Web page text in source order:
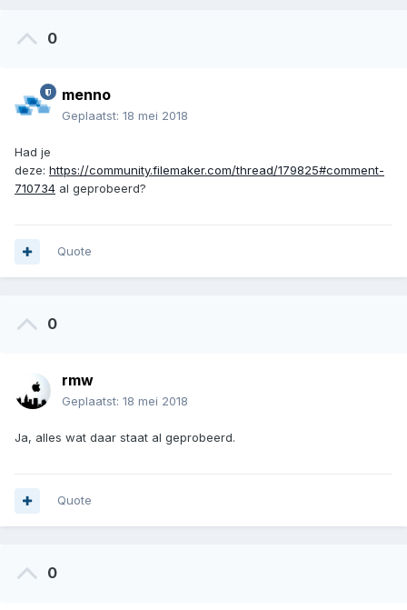
0
menno
Geplaatst: 18 mei 2018
Had je
deze: https://community.filemaker.com/thread/179825#comment-
710734 al geprobeerd?
Quote
0
rmw
Geplaatst: 18 mei 2018
Ja, alles wat daar staat al geprobeerd.
Quote
0